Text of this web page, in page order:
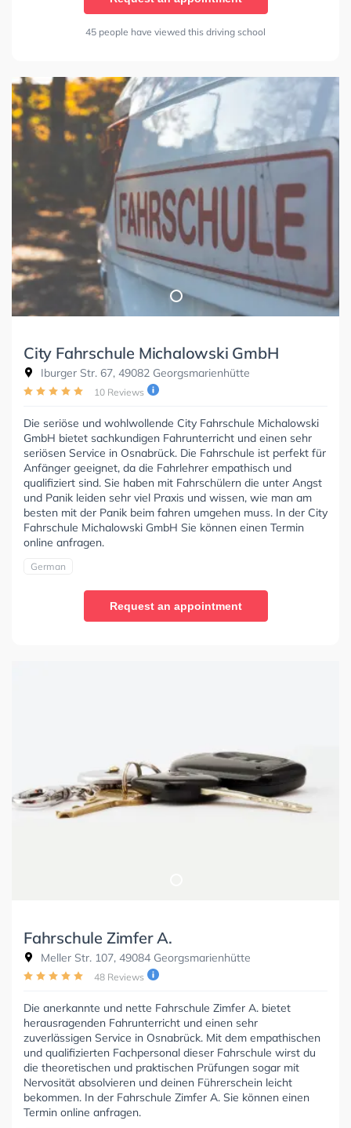
45 people have viewed this driving school
City Fahrschule Michalowski GmbH
Iburger Str. 67, 49082 Georgsmarienhütte
10 Reviews
Die seriöse und wohlwollende City Fahrschule Michalowski
GmbH bietet sachkundigen Fahrunterricht und einen sehr
seriösen Service in Osnabrück. Die Fahrschule ist perfekt für
Anfänger geeignet, da die Fahrlehrer empathisch und
qualifiziert sind. Sie haben mit Fahrschülern die unter Angst
und Panik leiden sehr viel Praxis und wissen, wie man am
besten mit der Panik beim fahren umgehen muss. In der City
Fahrschule Michalowski GmbH Sie können einen Termin
online anfragen.
German
Request an appointment
Fahrschule Zimfer A.
Meller Str. 107, 49084 Georgsmarienhütte
48 Reviews
Die anerkannte und nette Fahrschule Zimfer A. bietet
herausragenden Fahrunterricht und einen sehr
zuverlässigen Service in Osnabrück. Mit dem empathischen
und qualifizierten Fachpersonal dieser Fahrschule wirst du
die theoretischen und praktischen Prüfungen sogar mit
Nervosität absolvieren und deinen Führerschein leicht
bekommen. In der Fahrschule Zimfer A. Sie können einen
Termin online anfragen.